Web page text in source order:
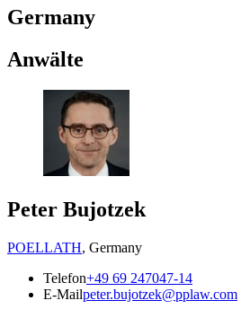
Germany
Anwälte
Peter Bujotzek
POELLATH, Germany
Telefon+49 69 247047-14
E-Mailpeter.bujotzek@pplaw.com